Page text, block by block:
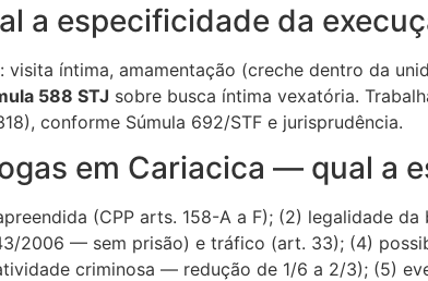
a especificidade da
íntima, amamentação (creche dentro da
588 STJ sobre busca íntima vexatória.
conforme Súmula 692/STF e jurisprudência.
em Cariacica — qual a
(CPP arts. 158-A a F); (2) legalidade
2006 — sem prisão) e tráfico (art. 33); (4)
criminosa — redução de 1/6 a 2/3); (5)